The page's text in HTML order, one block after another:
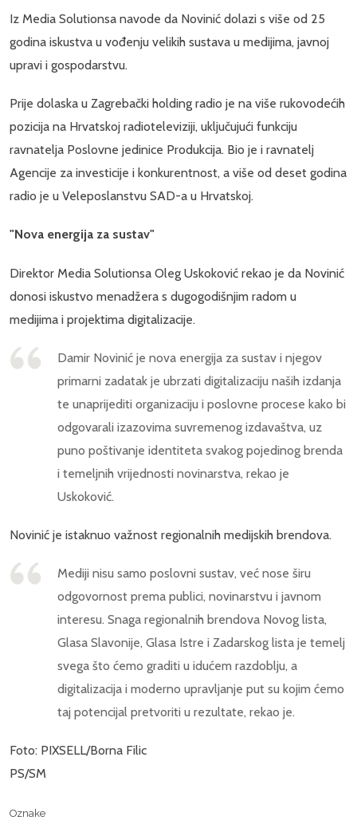
Iz Media Solutionsa navode da Novinić dolazi s više od 25
godina iskustva u vođenju velikih sustava u medijima, javnoj
upravi i gospodarstvu.
Prije dolaska u Zagrebački holding radio je na više rukovodećih
pozicija na Hrvatskoj radioteleviziji, uključujući funkciju
ravnatelja Poslovne jedinice Produkcija. Bio je i ravnatelj
Agencije za investicije i konkurentnost, a više od deset godina
radio je u Veleposlanstvu SAD-a u Hrvatskoj.
"Nova energija za sustav"
Direktor Media Solutionsa Oleg Uskoković rekao je da Novinić
donosi iskustvo menadžera s dugogodišnjim radom u
medijima i projektima digitalizacije.
Damir Novinić je nova energija za sustav i njegov
primarni zadatak je ubrzati digitalizaciju naših izdanja
te unaprijediti organizaciju i poslovne procese kako bi
odgovarali izazovima suvremenog izdavaštva, uz
puno poštivanje identiteta svakog pojedinog brenda
i temeljnih vrijednosti novinarstva, rekao je
Uskoković.
Novinić je istaknuo važnost regionalnih medijskih brendova.
Mediji nisu samo poslovni sustav, već nose širu
odgovornost prema publici, novinarstvu i javnom
interesu. Snaga regionalnih brendova Novog lista,
Glasa Slavonije, Glasa Istre i Zadarskog lista je temelj
svega što ćemo graditi u idućem razdoblju, a
digitalizacija i moderno upravljanje put su kojim ćemo
taj potencijal pretvoriti u rezultate, rekao je.
Foto: PIXSELL/Borna Filic
PS/SM
Oznake